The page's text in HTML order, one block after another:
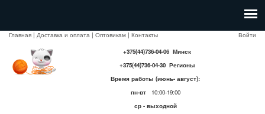
Главная | Доставка и оплата | Оптовикам | Контакты
Войти
+375(44)736-04-06 Минск
+375(44)736-04-30 Регионы
Время работы (июнь- август):
пн-вт
10:00-19:00
ср - выходной